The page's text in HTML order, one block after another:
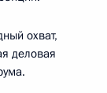
охват,
деловая